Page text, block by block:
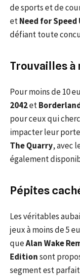
de sports et de
etNeed for
défiant toute
Trouvailles à
Pour moins de 10
2042et
pour ceux qui
impacter leur
The Quarry, avec
également
Pépites
Les véritables
jeux à moins de 5
queAlan Wake
Editionsont
segment est